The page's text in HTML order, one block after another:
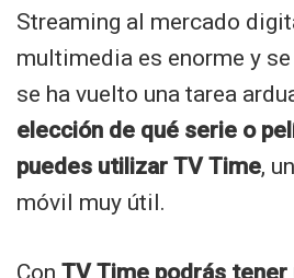
Streaming al mercado
multimedia es enorme y
se ha vuelto una tarea
elección de qué serie o
puedes utilizar TV Time,
móvil muy útil.
Con TV Time podrás tener